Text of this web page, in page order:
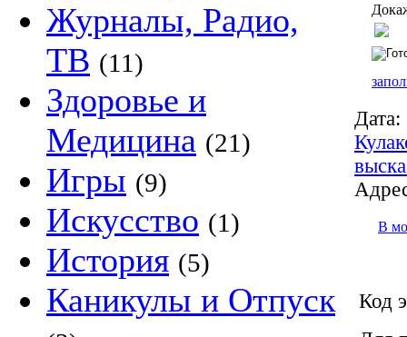
Журналы, Радио,
ТВ (11)
Здоровье и
Медицина (21)
Игры (9)
Искусство (1)
История (5)
Каникулы и Отпуск
Дата:
В
Код